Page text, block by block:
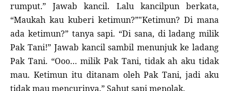
rumput.” Jawab kancil. Lalu kancilpun berkata,
“Maukah kau kuberi ketimun?”"Ketimun? Di mana
ada ketimun?” tanya sapi. “Di sana, di ladang milik
Pak Tani!” Jawab kancil sambil menunjuk ke ladang
Pak Tani. “Ooo… milik Pak Tani, tidak ah aku tidak
mau. Ketimun itu ditanam oleh Pak Tani, jadi aku
tidak mau mencurinya.” Sahut sapi menolak.